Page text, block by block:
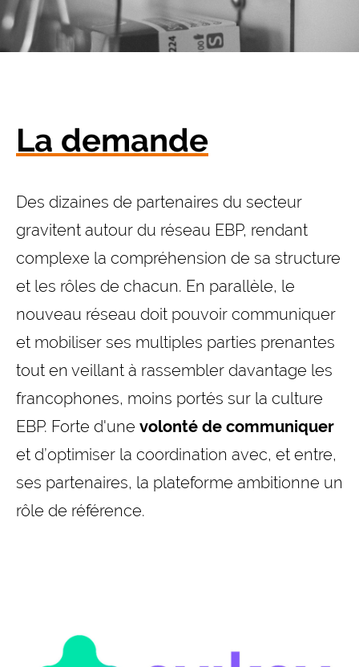
La demande
Des dizaines de partenaires du secteur
gravitent autour du réseau EBP, rendant
complexe la compréhension de sa structure
et les rôles de chacun. En parallèle, le
nouveau réseau doit pouvoir communiquer
et mobiliser ses multiples parties prenantes
tout en veillant à rassembler davantage les
francophones, moins portés sur la culture
EBP. Forte d'une volonté de communiquer
et d’optimiser la coordination avec, et entre,
ses partenaires, la plateforme ambitionne un
rôle de référence.